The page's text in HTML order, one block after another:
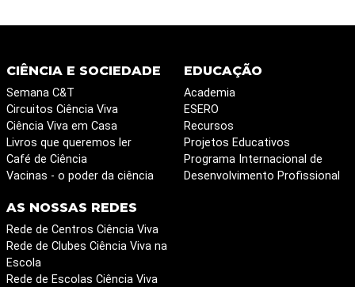
CIÊNCIA E SOCIEDADE
Semana C&T
Circuitos Ciência Viva
Ciência Viva em Casa
Livros que queremos ler
Café de Ciência
Vacinas - o poder da ciência
EDUCAÇÃO
Academia
ESERO
Recursos
Projetos Educativos
Programa Internacional de
Desenvolvimento Profissional
AS NOSSAS REDES
Rede de Centros Ciência Viva
Rede de Clubes Ciência Viva na
Escola
Rede de Escolas Ciência Viva